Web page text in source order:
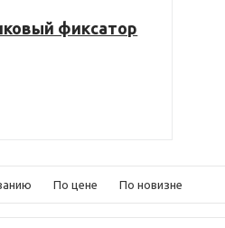
фиксатор
По цене По новизне